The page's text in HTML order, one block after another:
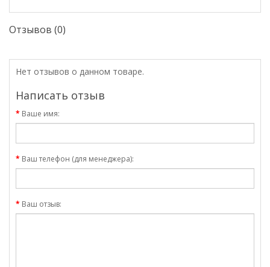
Отзывов (0)
Нет отзывов о данном товаре.
Написать отзыв
Ваше имя:
Ваш телефон (для менеджера):
Ваш отзыв: